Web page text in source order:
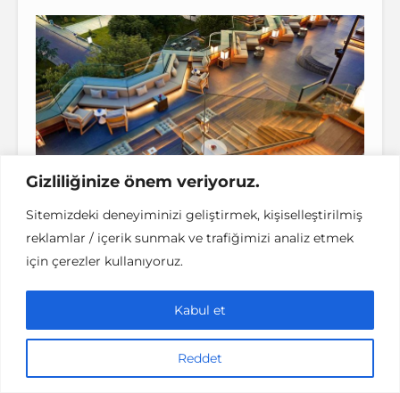
Gizliliğinize önem veriyoruz.
Sitemizdeki deneyiminizi geliştirmek, kişiselleştirilmiş
reklamlar / içerik sunmak ve trafiğimizi analiz etmek
için çerezler kullanıyoruz.
Reddet
Kabul et
İstanbul Teraslı Mekanlar – Swissotel 16 Roof
Adres: Vişnezade Mahallesi,
Beşiktaş/Istanbul
Alexandra Cocktail Bar